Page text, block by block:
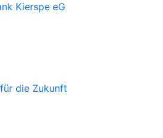
Kierspe eG
die Zukunft